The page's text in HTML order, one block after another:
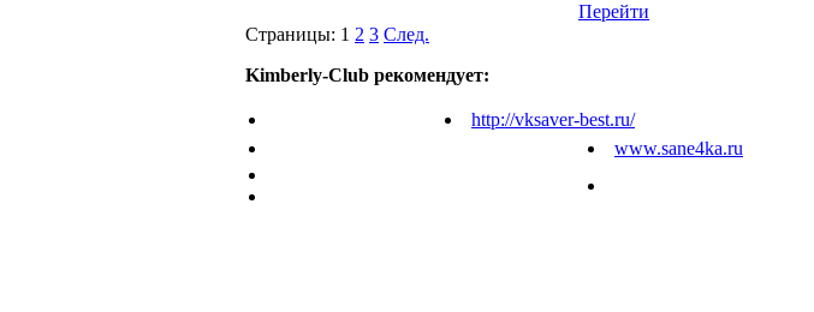
Перейти
Страницы: 1 2 3 След.
Kimberly-Club рекомендует:
http://vksaver-best.ru/
www.sane4ka.ru